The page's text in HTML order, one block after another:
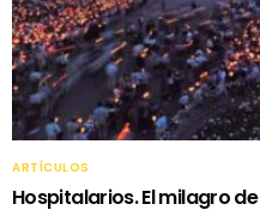
ARTÍCULOS
Hospitalarios. El milagro